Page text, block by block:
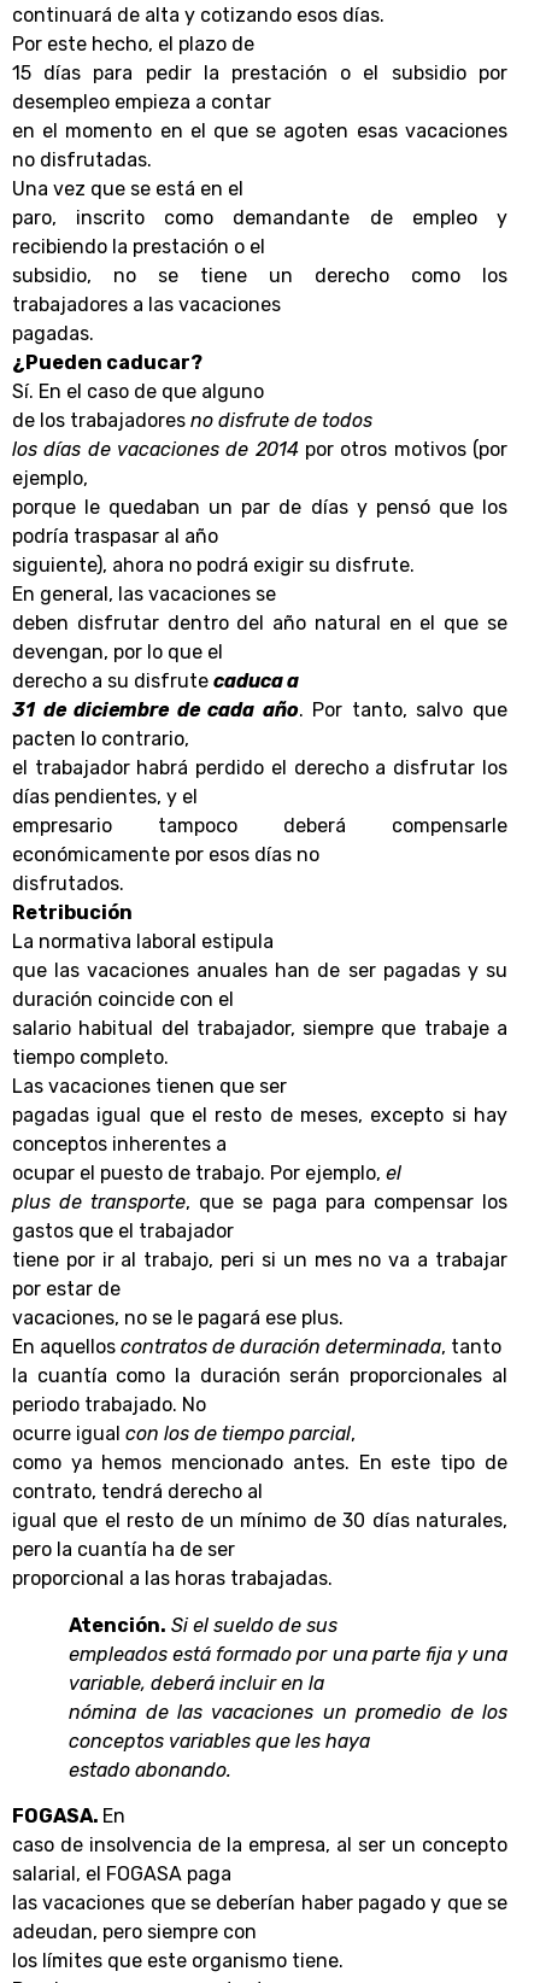
continuará de alta y cotizando esos días.
Por este hecho, el plazo de
15 días para pedir la prestación o el subsidio por
desempleo empieza a contar
en el momento en el que se agoten esas vacaciones
no disfrutadas.
Una vez que se está en el
paro, inscrito como demandante de empleo y
recibiendo la prestación o el
subsidio, no se tiene un derecho como los
trabajadores a las vacaciones
pagadas.
¿Pueden caducar?
Sí. En el caso de que alguno
de los trabajadores no disfrute de todos
los días de vacacionesde 2014por otros motivos (por
ejemplo,
porque le quedaban un par de días y pensó que los
podría traspasar al año
siguiente), ahora no podrá exigir su disfrute.
En general, las vacaciones se
deben disfrutar dentro del año natural en el que se
devengan, por lo que el
derecho a su disfrute caduca a
31 de diciembre de cada año. Por tanto, salvo que
pacten lo contrario,
el trabajador habrá perdido el derecho a disfrutar los
días pendientes, y el
empresario tampoco deberá compensarle
económicamente por esos días no
disfrutados.
Retribución
La normativa laboral estipula
que las vacaciones anuales han de ser pagadas y su
duración coincide con el
salario habitual del trabajador, siempre que trabaje a
tiempo completo.
Las vacaciones tienen que ser
pagadas igual que el resto de meses, excepto si hay
conceptos inherentes a
ocupar el puesto de trabajo. Por ejemplo, el
plus de transporte, que se paga para compensar los
gastos que el trabajador
tiene por ir al trabajo, peri si un mes no va a trabajar
por estar de
vacaciones, no se le pagará ese plus.
En aquellos contratos de duración determinada, tanto
la cuantía como la duración serán proporcionales al
periodo trabajado. No
ocurre igual con los de tiempo parcial,
como ya hemos mencionado antes. En este tipo de
contrato, tendrá derecho al
igual que el resto de un mínimo de 30 días naturales,
pero la cuantía ha de ser
proporcional a las horas trabajadas.
Atención. Si el sueldo de sus
empleados está formado por una parte fija y una
variable, deberá incluir en la
nómina de las vacaciones un promedio de los
conceptos variables que les haya
estado abonando.
FOGASA. En
caso de insolvencia de la empresa, al ser un concepto
salarial, el FOGASA paga
las vacaciones que se deberían haber pagado y que se
adeudan, pero siempre con
los límites que este organismo tiene.